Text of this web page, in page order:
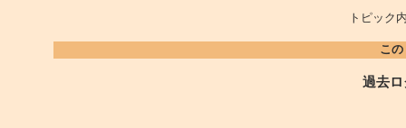
トピッ
こ
過去